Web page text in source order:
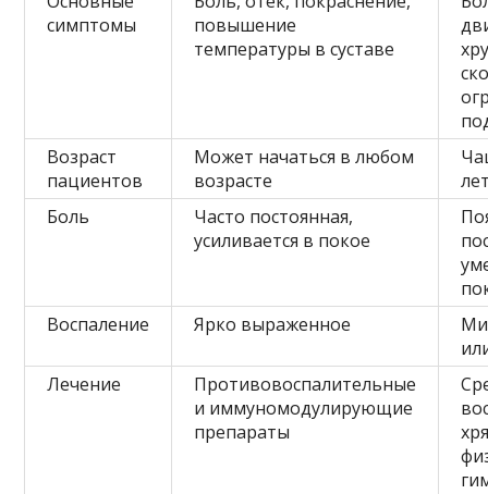
симптомы
повышение
температуры в суставе
Возраст
пациентов
Может начаться в любом
возрасте
Боль
Часто постоянная,
усиливается в покое
Воспаление
Ярко выраженное
Лечение
Противовоспалительные
и иммуномодулирующие
препараты